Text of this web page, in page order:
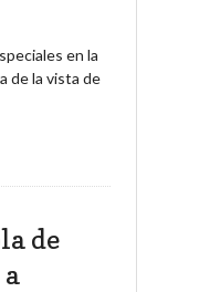
en la
de la vista de
de